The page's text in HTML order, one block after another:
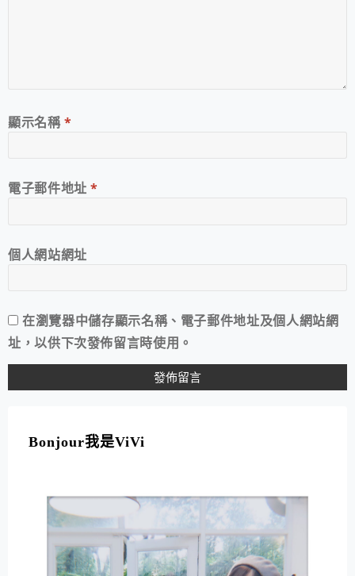
顯示名稱*
電子郵件地址*
個人網站網址
在瀏覽器中儲存顯示名稱、電子郵件地址及個人網站網
址，以供下次發佈留言時使用。
Bonjour我是ViVi